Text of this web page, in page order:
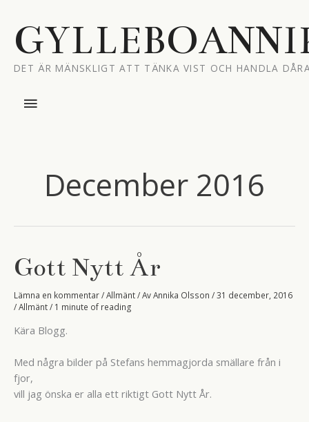
innehåll
DET ÄR MÄNSKLIGT ATT TÄNKA VIST OCH HANDLA
Huvudmeny
December 2016
Gott Nytt År
Lämna en kommentar/Allmänt/ AvAnnika Olsson /31 december, 2016
/Allmänt/ 1 minute of reading
Kära Blogg.
Med några bilder på Stefans hemmagjorda smällare från i
fjor,
vill jag önska er alla ett riktigt Gott Nytt År.